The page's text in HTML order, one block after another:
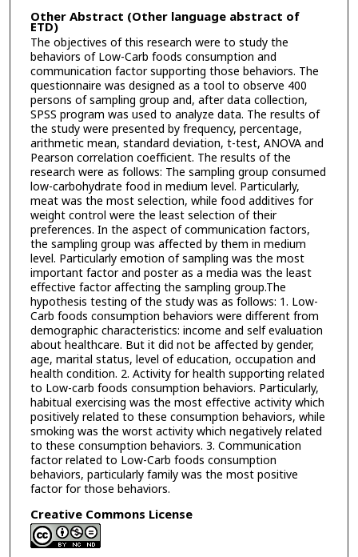
Other Abstract (Other language abstract of
ETD)
The objectives of this research were to study the
behaviors of Low-Carb foods consumption and
communication factor supporting those behaviors. The
questionnaire was designed as a tool to observe 400
persons of sampling group and, after data collection,
SPSS program was used to analyze data. The results of
the study were presented by frequency, percentage,
arithmetic mean, standard deviation, t-test, ANOVA and
Pearson correlation coefficient. The results of the
research were as follows: The sampling group consumed
low-carbohydrate food in medium level. Particularly,
meat was the most selection, while food additives for
weight control were the least selection of their
preferences. In the aspect of communication factors,
the sampling group was affected by them in medium
level. Particularly emotion of sampling was the most
important factor and poster as a media was the least
effective factor affecting the sampling group.The
hypothesis testing of the study was as follows: 1. Low-
Carb foods consumption behaviors were different from
demographic characteristics: income and self evaluation
about healthcare. But it did not be affected by gender,
age, marital status, level of education, occupation and
health condition. 2. Activity for health supporting related
to Low-carb foods consumption behaviors. Particularly,
habitual exercising was the most effective activity which
positively related to these consumption behaviors, while
smoking was the worst activity which negatively related
to these consumption behaviors. 3. Communication
factor related to Low-Carb foods consumption
behaviors, particularly family was the most positive
factor for those behaviors.
Creative Commons License